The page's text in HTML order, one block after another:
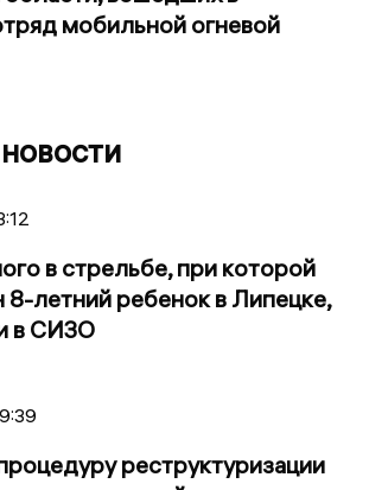
мобильной огневой
в стрельбе, при которой
8-летний ребенок в Липецке,
в СИЗО
реструктуризации